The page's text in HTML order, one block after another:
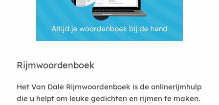
Rijmwoordenboek
Het Van Dale Rijmwoordenboek is de onlinerijmhulp
die u helpt om leuke gedichten en rijmen te maken.